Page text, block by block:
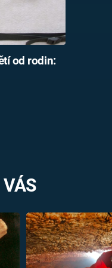
od rodin: